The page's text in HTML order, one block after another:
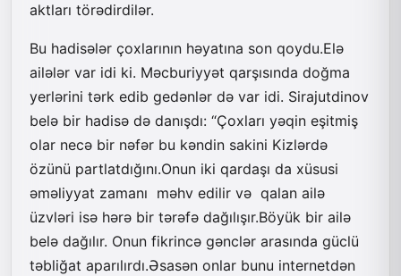
aktları törədirdilər.
Bu hadisələr çoxlarının həyatına son qoydu.Elə
ailələr var idi ki. Məcburiyyət qarşısında doğma
yerlərini tərk edib gedənlər də var idi. Sirajutdinov
belə bir hadisə də danışdı: “Çoxları yəqin eşitmiş
olar necə bir nəfər bu kəndin sakini Kizlərdə
özünü partlatdığını.Onun iki qardaşı da xüsusi
əməliyyat zamanı məhv edilir və qalan ailə
üzvləri isə hərə bir tərəfə dağılışır.Böyük bir ailə
belə dağılır. Onun fikrincə gənclər arasında güclü
təbliğat aparılırdı.Əsasən onlar bunu internetdən